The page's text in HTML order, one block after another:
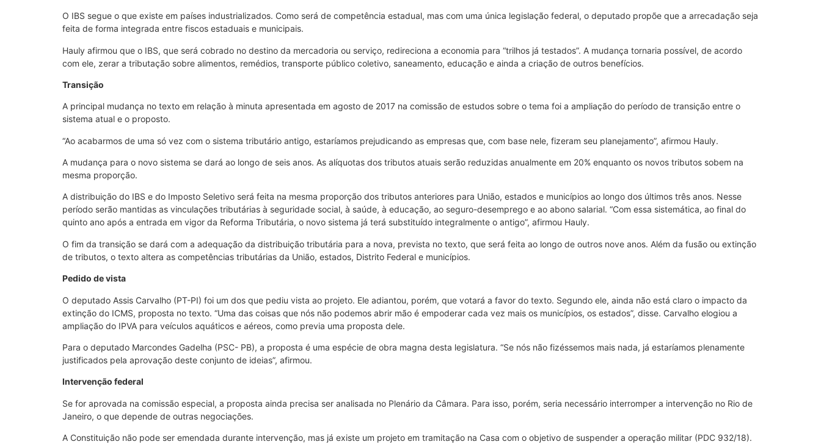
O IBS segue o que existe em países industrializados. Como será de competência estadual, mas com uma única legislação federal, o deputado propõe que a arrecadação seja
feita de forma integrada entre fiscos estaduais e municipais.
Hauly afirmou que o IBS, que será cobrado no destino da mercadoria ou serviço, redireciona a economia para “trilhos já testados”. A mudança tornaria possível, de acordo
com ele, zerar a tributação sobre alimentos, remédios, transporte público coletivo, saneamento, educação e ainda a criação de outros benefícios.
Transição
A principal mudança no texto em relação à minuta apresentada em agosto de 2017 na comissão de estudos sobre o tema foi a ampliação do período de transição entre o
sistema atual e o proposto.
“Ao acabarmos de uma só vez com o sistema tributário antigo, estaríamos prejudicando as empresas que, com base nele, fizeram seu planejamento”, afirmou Hauly.
A mudança para o novo sistema se dará ao longo de seis anos. As alíquotas dos tributos atuais serão reduzidas anualmente em 20% enquanto os novos tributos sobem na
mesma proporção.
A distribuição do IBS e do Imposto Seletivo será feita na mesma proporção dos tributos anteriores para União, estados e municípios ao longo dos últimos três anos. Nesse
período serão mantidas as vinculações tributárias à seguridade social, à saúde, à educação, ao seguro-desemprego e ao abono salarial. “Com essa sistemática, ao final do
quinto ano após a entrada em vigor da Reforma Tributária, o novo sistema já terá substituído integralmente o antigo”, afirmou Hauly.
O fim da transição se dará com a adequação da distribuição tributária para a nova, prevista no texto, que será feita ao longo de outros nove anos. Além da fusão ou extinção
de tributos, o texto altera as competências tributárias da União, estados, Distrito Federal e municípios.
Pedido de vista
O deputado Assis Carvalho (PT-PI) foi um dos que pediu vista ao projeto. Ele adiantou, porém, que votará a favor do texto. Segundo ele, ainda não está claro o impacto da
extinção do ICMS, proposta no texto. “Uma das coisas que nós não podemos abrir mão é empoderar cada vez mais os municípios, os estados”, disse. Carvalho elogiou a
ampliação do IPVA para veículos aquáticos e aéreos, como previa uma proposta dele.
Para o deputado Marcondes Gadelha (PSC- PB), a proposta é uma espécie de obra magna desta legislatura. “Se nós não fizéssemos mais nada, já estaríamos plenamente
justificados pela aprovação deste conjunto de ideias”, afirmou.
Intervenção federal
Se for aprovada na comissão especial, a proposta ainda precisa ser analisada no Plenário da Câmara. Para isso, porém, seria necessário interromper a intervenção no Rio de
Janeiro, o que depende de outras negociações.
A Constituição não pode ser emendada durante intervenção, mas já existe um projeto em tramitação na Casa com o objetivo de suspender a operação militar (PDC 932/18).